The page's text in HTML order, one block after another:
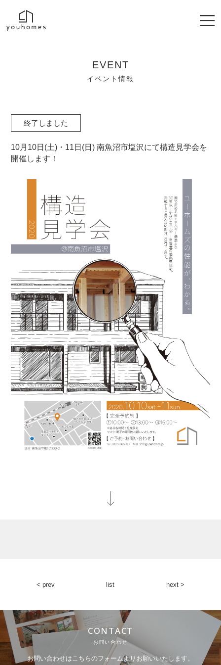
EVENT
イベント情報
終了しました
10月10日(土)・11日(日) 南魚沼市塩沢にて構造見学会を
開催します！
< prev list next >
CONTACT
お問い合わせ
お問い合わせはこちらのフォームよりお願いいたします。